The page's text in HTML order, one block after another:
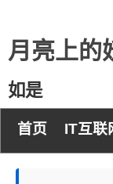
月亮上的
如是
首页 IT互联